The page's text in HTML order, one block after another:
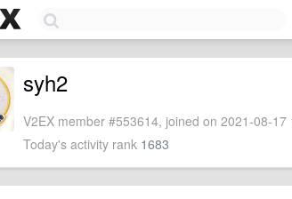
syh2
V2EX member #553614, joined on 2021-08-17
Today's activity rank 1683